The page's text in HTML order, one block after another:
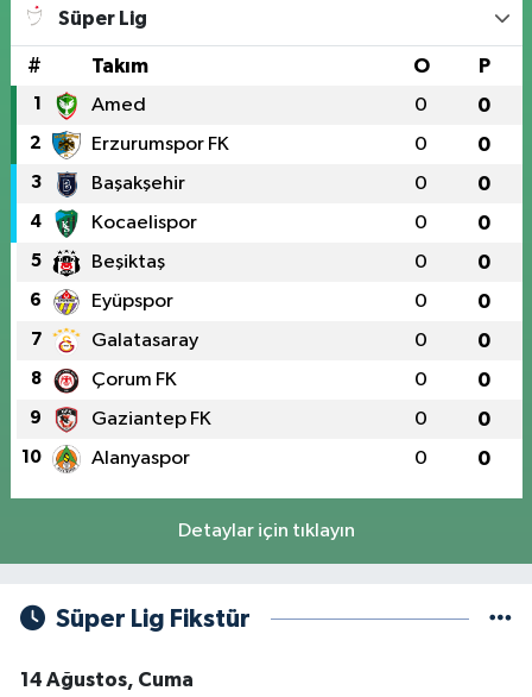
Süper Lig
# Takım O P
1 Amed 0 0
2 Erzurumspor FK 0 0
3 Başakşehir 0 0
4 Kocaelispor 0 0
5 Beşiktaş 0 0
6 Eyüpspor 0 0
7 Galatasaray 0 0
8 Çorum FK 0 0
9 Gaziantep FK 0 0
10 Alanyaspor 0 0
Detaylar için tıklayın
Süper Lig Fikstür
14 Ağustos, Cuma